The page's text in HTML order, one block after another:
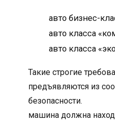
авто бизнес-
авто класса
авто класса
Такие строгие
предъявляются из
безопасности.
машина должна